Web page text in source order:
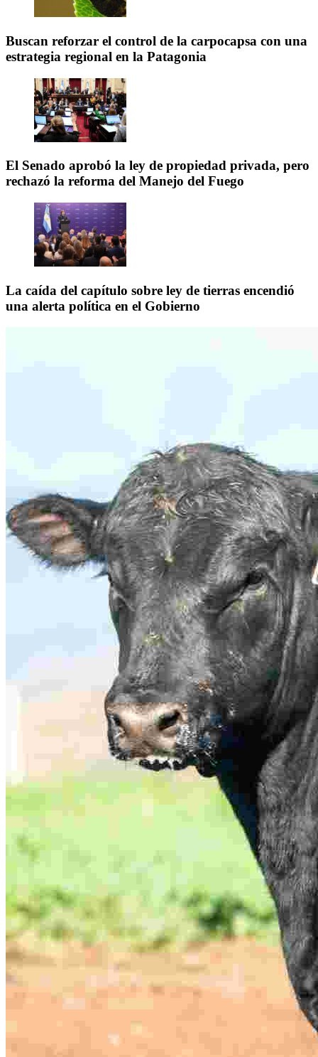
Buscan reforzar el control de la carpocapsa con una
estrategia regional en la Patagonia
El Senado aprobó la ley de propiedad privada, pero
rechazó la reforma del Manejo del Fuego
La caída del capítulo sobre ley de tierras encendió
una alerta política en el Gobierno